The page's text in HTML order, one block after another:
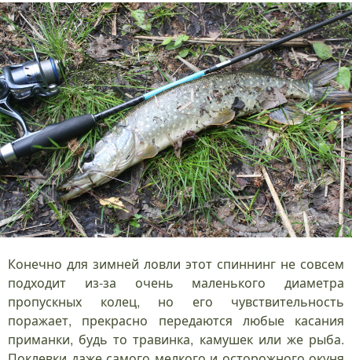
Конечно для зимней ловли этот спиннинг не совсем
подходит из-за очень маленького диаметра
пропускных колец, но его чувствительность
поражает, прекрасно передаются любые касания
приманки, будь то травинка, камушек или же рыба.